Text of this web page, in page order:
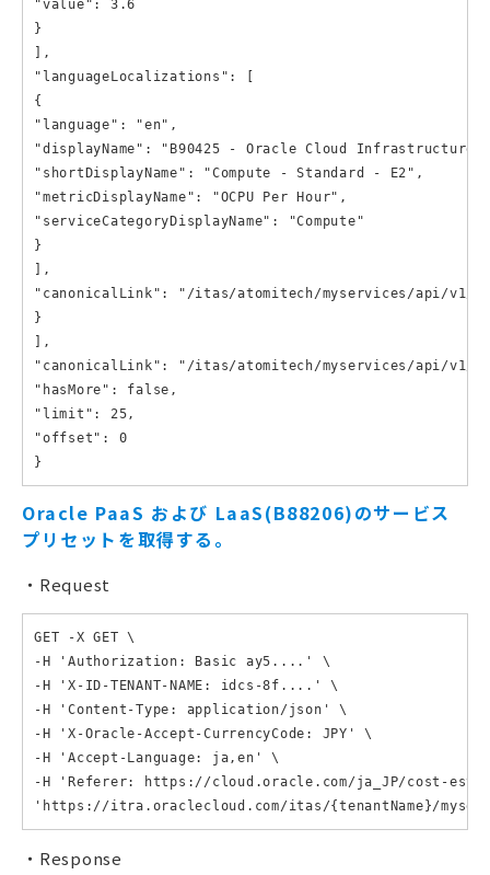
"value": 3.6
}
],
"languageLocalizations": [
{
"language": "en",
"displayName": "B90425 - Oracle Cloud Infrastructure
"shortDisplayName": "Compute - Standard - E2",
"metricDisplayName": "OCPU Per Hour",
"serviceCategoryDisplayName": "Compute"
}
],
"canonicalLink": "/itas/atomitech/myservices/api/v1/
}
],
"canonicalLink": "/itas/atomitech/myservices/api/v1/
"hasMore": false,
"limit": 25,
"offset": 0
}
Oracle PaaS および LaaS(B88206)のサービス
プリセットを取得する。
Request
GET -X GET \
-H 'Authorization: Basic ay5....' \
-H 'X-ID-TENANT-NAME: idcs-8f....' \
-H 'Content-Type: application/json' \
-H 'X-Oracle-Accept-CurrencyCode: JPY' \
-H 'Accept-Language: ja,en' \
-H 'Referer: https://cloud.oracle.com/ja_JP/cost-
'https://itra.oraclecloud.com/itas/{tenantName}/
Response